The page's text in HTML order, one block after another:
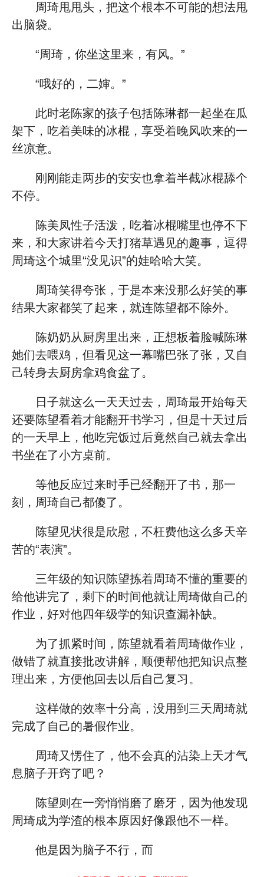
周琦甩甩头，把这个根本不可能的想法甩
出脑袋。
“周琦，你坐这里来，有风。”
“哦好的，二婶。”
此时老陈家的孩子包括陈琳都一起坐在瓜
架下，吃着美味的冰棍，享受着晚风吹来的一
丝凉意。
刚刚能走两步的安安也拿着半截冰棍舔个
不停。
陈美凤性子活泼，吃着冰棍嘴里也停不下
来，和大家讲着今天打猪草遇见的趣事，逗得
周琦这个城里“没见识”的娃哈哈大笑。
周琦笑得夸张，于是本来没那么好笑的事
结果大家都笑了起来，就连陈望都不除外。
陈奶奶从厨房里出来，正想板着脸喊陈琳
她们去喂鸡，但看见这一幕嘴巴张了张，又自
己转身去厨房拿鸡食盆了。
日子就这么一天天过去，周琦最开始每天
还要陈望看着才能翻开书学习，但是十天过后
的一天早上，他吃完饭过后竟然自己就去拿出
书坐在了小方桌前。
等他反应过来时手已经翻开了书，那一
刻，周琦自己都傻了。
陈望见状很是欣慰，不枉费他这么多天辛
苦的“表演”。
三年级的知识陈望拣着周琦不懂的重要的
给他讲完了，剩下的时间他就让周琦做自己的
作业，好对他四年级学的知识查漏补缺。
为了抓紧时间，陈望就看着周琦做作业，
做错了就直接批改讲解，顺便帮他把知识点整
理出来，方便他回去以后自己复习。
这样做的效率十分高，没用到三天周琦就
完成了自己的暑假作业。
周琦又愣住了，他不会真的沾染上天才气
息脑子开窍了吧？
陈望则在一旁悄悄磨了磨牙，因为他发现
周琦成为学渣的根本原因好像跟他不一样。
他是因为脑子不行，而